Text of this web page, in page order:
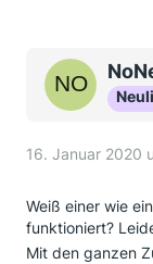
16. Januar 2020
Weiß einer wie
funktioniert?
Mit den ganzen